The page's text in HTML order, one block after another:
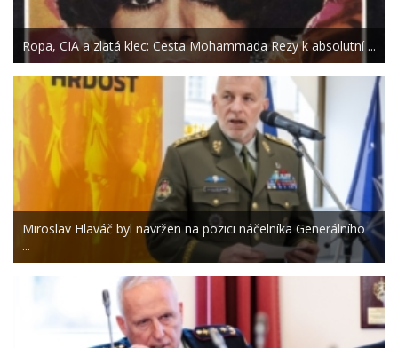
Ropa, CIA a zlatá klec: Cesta Mohammada Rezy k absolutní ...
Miroslav Hlaváč byl navržen na pozici náčelníka Generálního
...